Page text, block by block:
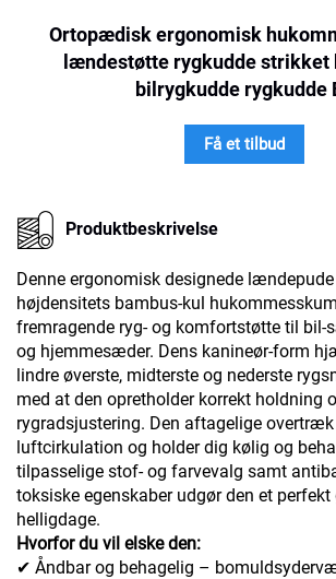
Ortopædisk ergonomisk
lændestøtte rygkudde strikket
bilrygkudde rygkudde
Få et tilbud
Produktbeskrivelse
Denne ergonomisk designede
højdensitets bambus-kul
fremragende ryg- og komfortstøtte til bil-
og hjemmesæder. Dens kanineør-form
lindre øverste, midterste og nederste
med at den opretholder korrekt holdning
rygradsjustering. Den aftagelige
luftcirkulation og holder dig kølig og
tilpasselige stof- og farvevalg samt
toksiske egenskaber udgør den et
helligdage.
Hvorfor du vil elske den:
✔ Åndbar og behagelig –